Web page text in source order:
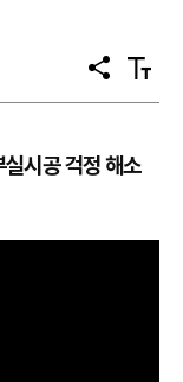
공
유
텍
스
시공 걱정 해소